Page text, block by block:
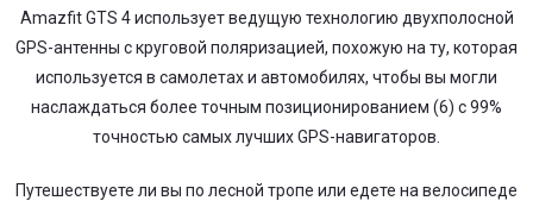
Amazfit GTS 4 использует ведущую технологию двухполосной
GPS-антенны с круговой поляризацией, похожую на ту, которая
используется в самолетах и автомобилях, чтобы вы могли
наслаждаться более точным позиционированием (6) с 99%
точностью самых лучших GPS-навигаторов.
Путешествуете ли вы по лесной тропе или едете на велосипеде